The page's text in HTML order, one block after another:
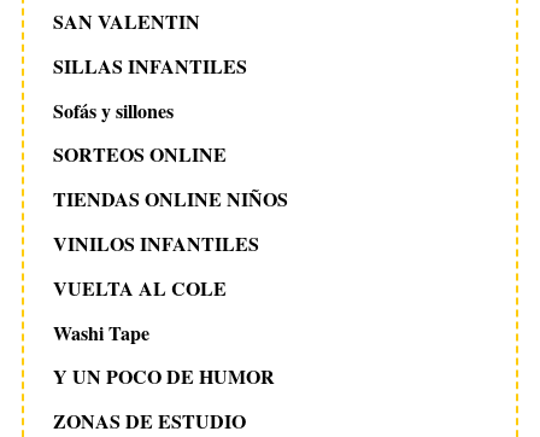
SAN VALENTIN
SILLAS INFANTILES
Sofás y sillones
SORTEOS ONLINE
TIENDAS ONLINE NIÑOS
VINILOS INFANTILES
VUELTA AL COLE
Washi Tape
Y UN POCO DE HUMOR
ZONAS DE ESTUDIO